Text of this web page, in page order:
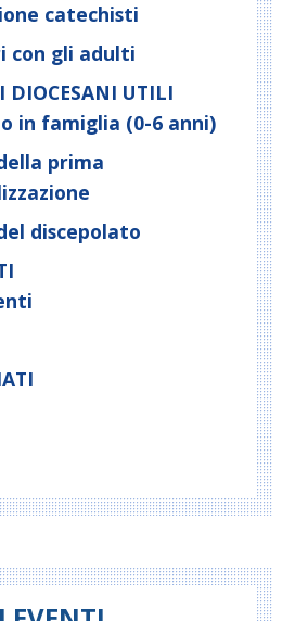
catechisti
con gli adulti
DIOCESANI UTILI
in famiglia (0-6 anni)
prima
discepolato